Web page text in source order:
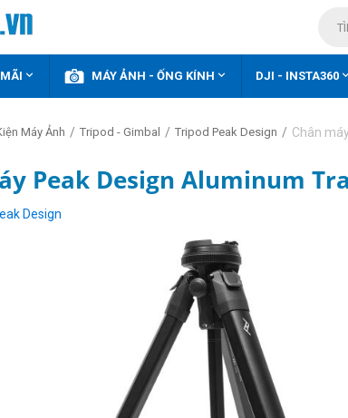
 MÁY ẢNH - ỐNG KÍNH  DJI - INSTA360 
Máy Ảnh / Tripod - Gimbal / Tripod Peak Design / Chân
Peak Design Aluminum
Design